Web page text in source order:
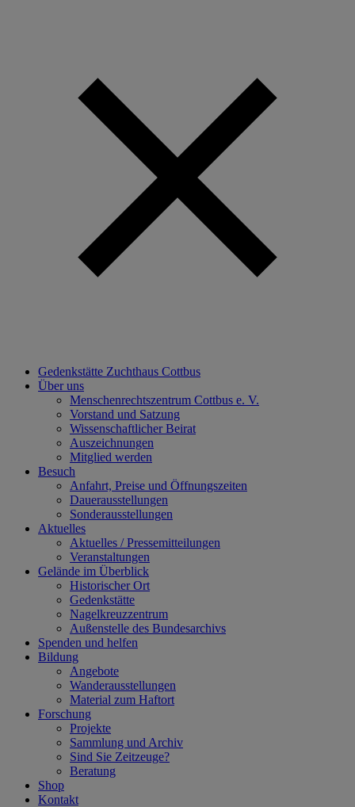
Gedenkstätte Zuchthaus Cottbus
Über uns
Menschenrechtszentrum Cottbus e. V.
Vorstand und Satzung
Wissenschaftlicher Beirat
Auszeichnungen
Mitglied werden
Besuch
Anfahrt, Preise und Öffnungszeiten
Dauerausstellungen
Sonderausstellungen
Aktuelles
Aktuelles / Pressemitteilungen
Veranstaltungen
Gelände im Überblick
Historischer Ort
Gedenkstätte
Nagelkreuzzentrum
Außenstelle des Bundesarchivs
Spenden und helfen
Bildung
Angebote
Wanderausstellungen
Material zum Haftort
Forschung
Projekte
Sammlung und Archiv
Sind Sie Zeitzeuge?
Beratung
Shop
Kontakt